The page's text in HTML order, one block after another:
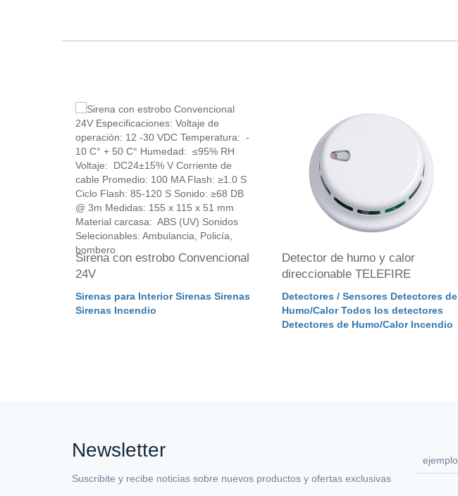
Sirena con estrobo Convencional
24V
Sirenas para Interior Sirenas Sirenas
Sirenas Incendio
Detector de humo y calor
direccionable TELEFIRE
Detectores / Sensores Detectores de
Humo/Calor Todos los detectores
Detectores de Humo/Calor Incendio
Newsletter
Suscribite y recibe noticias sobre nuevos productos y ofertas exclusivas